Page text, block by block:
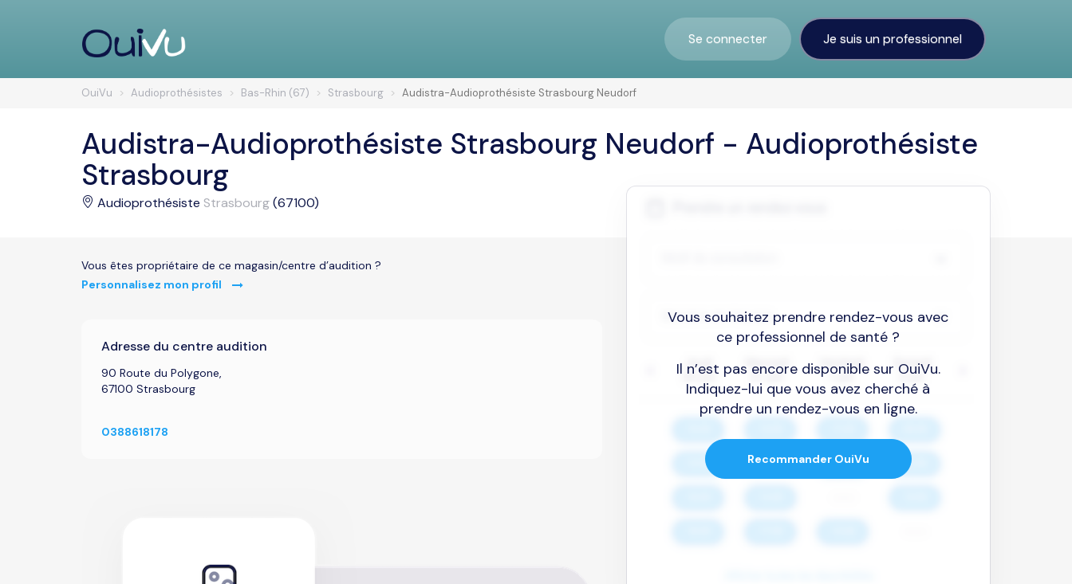
Se connecter Je suis un professionnel
OuiVu Audioprothésistes Bas-Rhin (67) Strasbourg Audistra-Audioprothésiste Strasbourg Neudorf
Audistra-Audioprothésiste Strasbourg Neudorf - Audioprothésiste
Strasbourg
Audioprothésiste Strasbourg(67100)
Vous souhaitez prendre rendez-vous avec
ce professionnel de santé ?
Il n’est pas encore disponible sur OuiVu.
Indiquez-lui que vous avez cherché à
prendre un rendez-vous en ligne.
Recommander OuiVu
Vous êtes propriétaire de ce magasin/centre d’audition ?
Personnalisez mon profil
Adresse du centre audition
90 Route du Polygone,
67100 Strasbourg
0388618178